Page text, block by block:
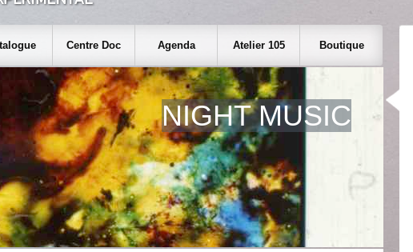
Centre Doc Agenda Atelier 105 Boutique
NIGHT MUSIC